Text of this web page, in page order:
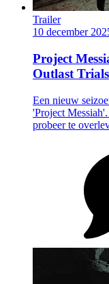
Trailer
10 december
Project
Outlast Trials
Een nieuw
'Project
probeer te